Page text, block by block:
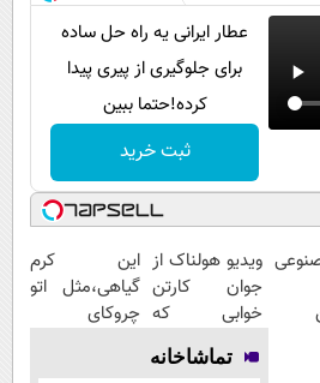
عطار ایرانی یه راه حل ساده
برای جلوگیری از پیری پیدا
کرده!حتما ببین
ثبت خرید
ویدیو هولناک از
جوان کارتن
خوابی که
میلیاردر شد.
آموزش رایگان
این کرم
گیاهی،مثل اتو
چروکای
تماشاخانه